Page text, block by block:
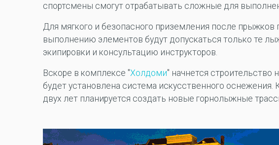
спортсмены смогут отрабатывать сложные для
Для мягкого и безопасного приземления после прыжков
выполнению элементов будут допускаться только те
экипировки и консультацию инструкторов.
Вскоре в комплексе "Холдоми" начнется строительство
будет установлена система искусственного
двух лет планируется создать новые горнолыжные